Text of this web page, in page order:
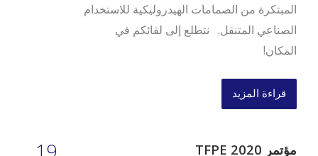
المبتكرة من الصمامات الهيدروليكية للاستخدام
الصناعي المتنقل. نتطلع إلى لقائكم في
المكان!
قراءة المزيد
مؤتمر TFPE 2020